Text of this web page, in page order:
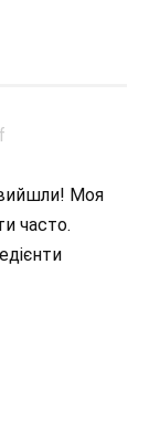
вийшли! Моя
часто.